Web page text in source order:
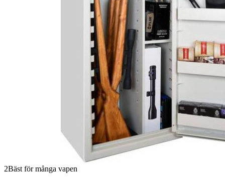
2Bäst för många vapen